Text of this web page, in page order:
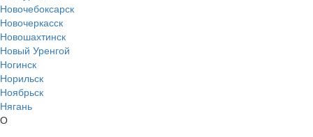
Новочебоксарск
Новочеркасск
Новошахтинск
Новый Уренгой
Ногинск
Норильск
Ноябрьск
Нягань
О